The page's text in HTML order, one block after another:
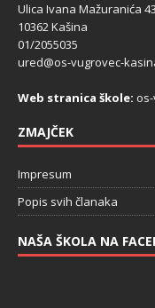
Ulica Ivana Mažuranića
10362 Kašina
01/2055035
ured@os-vugrovec-
Web stranica škole:
ZMAJČEK
Impresum
Popis svih članaka
NAŠA ŠKOLA NA